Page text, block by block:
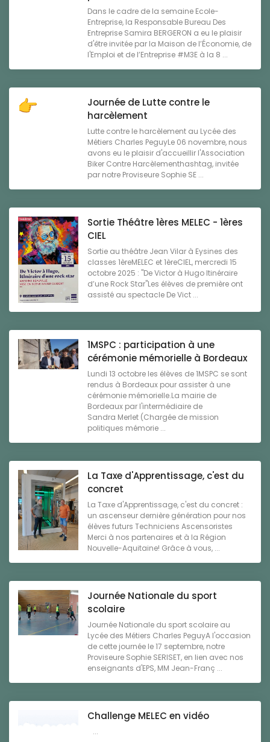
Dans le cadre de la semaine Ecole-
Entreprise, la Responsable Bureau Des
Entreprise Samira BERGERON a eu le plaisir
d'être invitée par la Maison de l’Économie, de
l'Emploi et de l’Entreprise #M3E à la 8 ...
Journée de Lutte contre le
harcèlement
Lutte contre le harcèlement au Lycée des
Métiers Charles PeguyLe 06 novembre, nous
avons eu le plaisir d'accueillir l'Association
Biker Contre Harcèlementhashtag, invitée
par notre Proviseure Sophie SE ...
Sortie Théâtre 1ères MELEC - 1ères
CIEL
Sortie au théâtre Jean Vilar à Eysines des
classes 1èreMELEC et 1èreCIEL, mercredi 15
octobre 2025 : "De Victor à Hugo Itinéraire
d’une Rock Star"Les élèves de première ont
assisté au spectacle De Vict ...
1MSPC : participation à une
cérémonie mémorielle à Bordeaux
Lundi 13 octobre les élèves de 1MSPC se sont
rendus à Bordeaux pour assister à une
cérémonie mémorielle.La mairie de
Bordeaux par l'intermédiaire de
Sandra Merlet (Chargée de mission
politiques mémorie ...
La Taxe d'Apprentissage, c'est du
concret
La Taxe d'Apprentissage, c'est du concret :
un ascenseur dernière génération pour nos
élèves futurs Techniciens Ascensoristes
Merci à nos partenaires et à la Région
Nouvelle-Aquitaine! Grâce à vous, ...
Journée Nationale du sport
scolaire
Journée Nationale du sport scolaire au
Lycée des Métiers Charles PeguyA l'occasion
de cette journée le 17 septembre, notre
Proviseure Sophie SERISET, en lien avec nos
enseignants d'EPS, MM Jean-Franç ...
Challenge MELEC en vidéo
...